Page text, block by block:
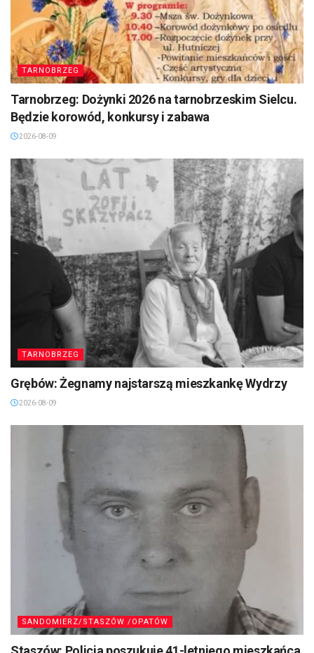
TARNOBRZEG
Tarnobrzeg: Dożynki 2026 na tarnobrzeskim Sielcu.
Będzie korowód, konkursy i zabawa
2026-08-09
TARNOBRZEG
Grębów: Żegnamy najstarszą mieszkankę Wydrzy
2026-08-09
SANDOMIERZ/STASZÓW /OPATÓW